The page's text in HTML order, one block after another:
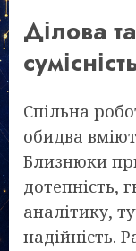
Ділова
Спільна
обидва
Близнюки
дотепність,
аналітику,
надійність.